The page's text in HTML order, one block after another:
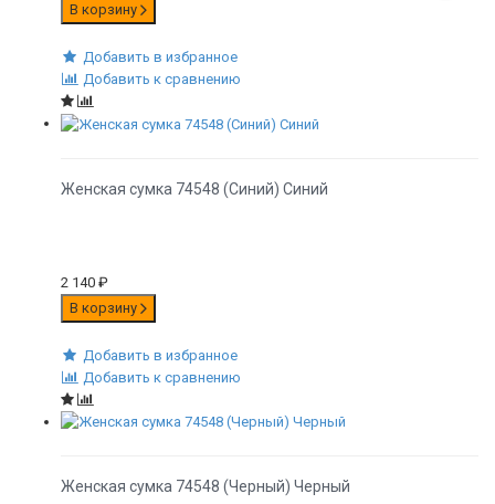
В корзину
Добавить в избранное
Добавить к сравнению
Женская сумка 74548 (Синий) Синий
2 140 ₽
В корзину
Добавить в избранное
Добавить к сравнению
Женская сумка 74548 (Черный) Черный